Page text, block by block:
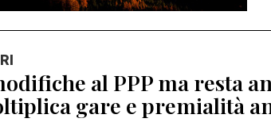
al PPP ma resta
gare e premialità